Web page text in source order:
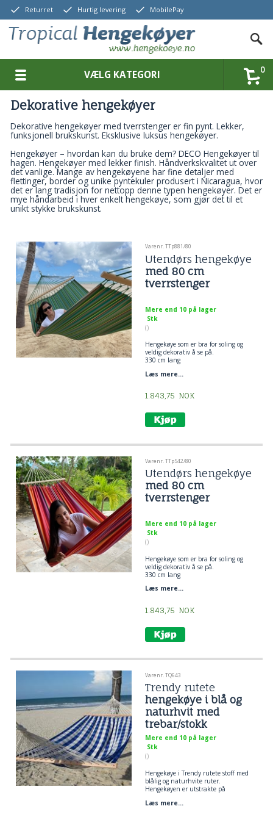
Returret Hurtig levering MobilePay
0
VÆLG KATEGORI
Dekorative hengekøyer
Dekorative hengekøyer med tverrstenger er fin pynt. Lekker,
funksjonell brukskunst. Eksklusive luksus hengekøyer.
Hengekøyer – hvordan kan du bruke dem? DECO Hengekøyer til
hagen. Hengekøyer med lekker finish. Håndverkskvalitet ut over
det vanlige. Mange av hengekøyene har fine detaljer med
flettinger, border og unike pyntekuler produsert i Nicaragua, hvor
det er lang tradisjon for nettopp denne typen hengekøyer. Det er
mye håndarbeid i hver enkelt hengekøye, som gjør det til et
unikt stykke brukskunst.
Varenr. TTp881/80
Utendørs hengekøye
med 80 cm
tverrstenger
Mere end 10 på lager
Stk
()
Hengekøye som er bra for soling og
veldig dekorativ å se på.
330 cm lang
trestang 80 cm
Læs mere...
1.843,75 NOK
Varenr. TTp542/80
Utendørs hengekøye
med 80 cm
tverrstenger
Mere end 10 på lager
Stk
()
Hengekøye som er bra for soling og
veldig dekorativ å se på.
330 cm lang
trestang 80 cm
Læs mere...
1.843,75 NOK
Varenr. TQ643
Trendy rutete
hengekøye i blå og
naturhvit med
trebar/stokk
Mere end 10 på lager
Stk
()
Hengekøye i Trendy rutete stoff med
blålig og naturhvite ruter.
Hengekøyen er utstrakte på
Hengekøye i 100% nytt bomullsstoff.
Læs mere...